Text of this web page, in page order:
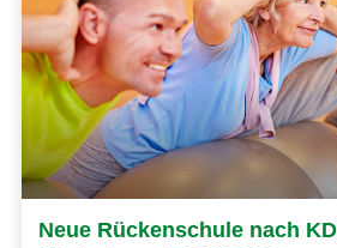
Neue Rückenschule nach